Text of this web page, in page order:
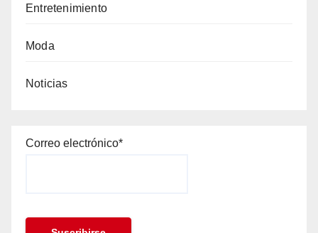
Entretenimiento
Moda
Noticias
Correo electrónico*